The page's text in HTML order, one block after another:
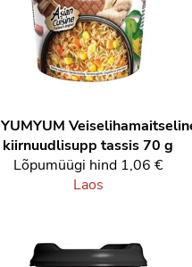
YUMYUM
kiirnuudlisupp tassis 70 g
Lõpumüügi hind 1,06 €
Laos